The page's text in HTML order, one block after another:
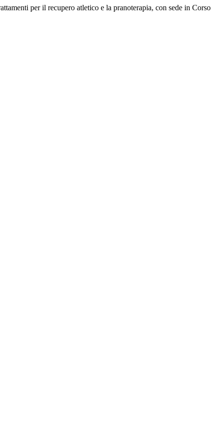
per il recupero atletico e la pranoterapia, con sede in Corso